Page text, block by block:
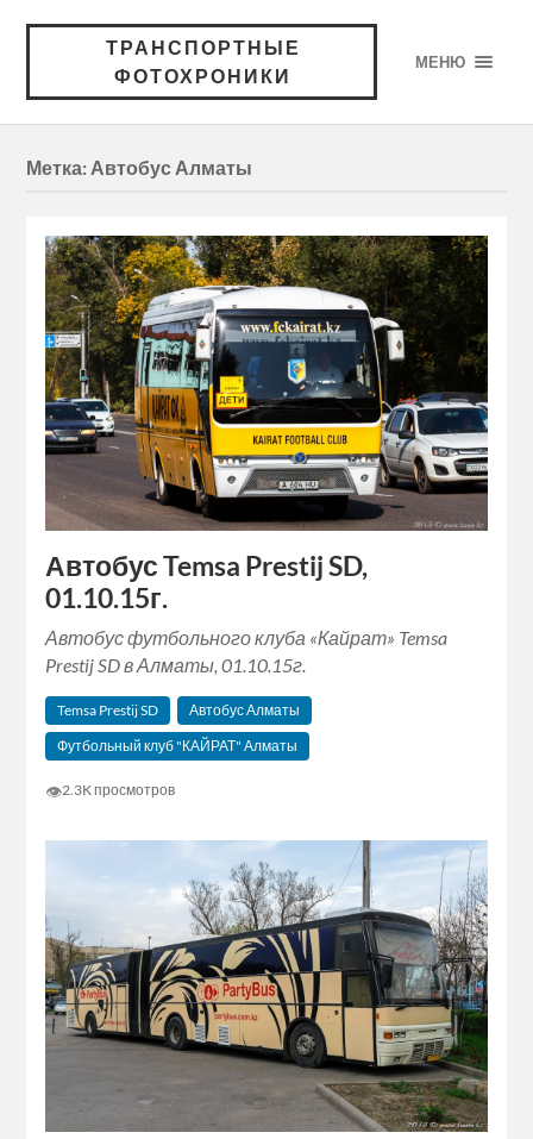
ТРАНСПОРТНЫЕ
ФОТОХРОНИКИ
МЕНЮ
Метка: Автобус Алматы
Автобус Temsa Prestij SD,
01.10.15г.
Автобус футбольного клуба «Кайрат» Temsa
Prestij SD в Алматы, 01.10.15г.
Temsa Prestij SD
Автобус Алматы
Футбольный клуб "КАЙРАТ" Алматы
👁2.3K просмотров